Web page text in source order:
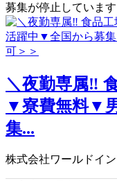
募集が停止しています
＼夜勤専属‼
▼寮費無料▼
集...
株式会社ワールドイ